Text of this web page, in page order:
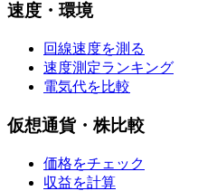
速度・環境
回線速度を測る
速度測定ランキング
電気代を比較
仮想通貨・株比較
価格をチェック
収益を計算